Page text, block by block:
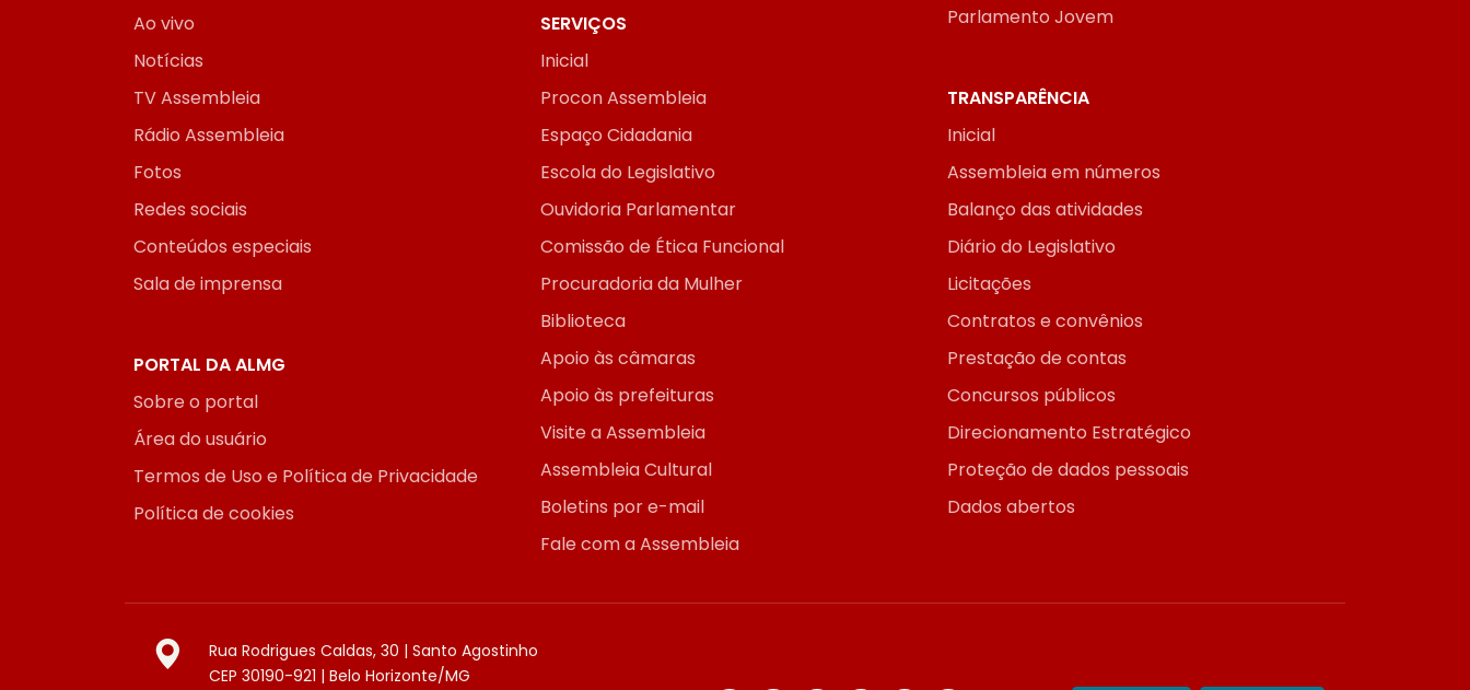
Parlamento Jovem
Ao vivo
Notícias
TV Assembleia
Rádio Assembleia
Fotos
Redes sociais
Conteúdos especiais
Sala de imprensa
SERVIÇOS
Inicial
Procon Assembleia
Espaço Cidadania
Escola do Legislativo
Ouvidoria Parlamentar
Comissão de Ética Funcional
Procuradoria da Mulher
Biblioteca
Apoio às câmaras
Apoio às prefeituras
Visite a Assembleia
Assembleia Cultural
Boletins por e-mail
Fale com a Assembleia
TRANSPARÊNCIA
Inicial
Assembleia em números
Balanço das atividades
Diário do Legislativo
Licitações
Contratos e convênios
Prestação de contas
Concursos públicos
Direcionamento Estratégico
Proteção de dados pessoais
Dados abertos
PORTAL DA ALMG
Sobre o portal
Área do usuário
Termos de Uso e Política de Privacidade
Política de cookies
Rua Rodrigues Caldas, 30 | Santo Agostinho
CEP 30190-921 | Belo Horizonte/MG